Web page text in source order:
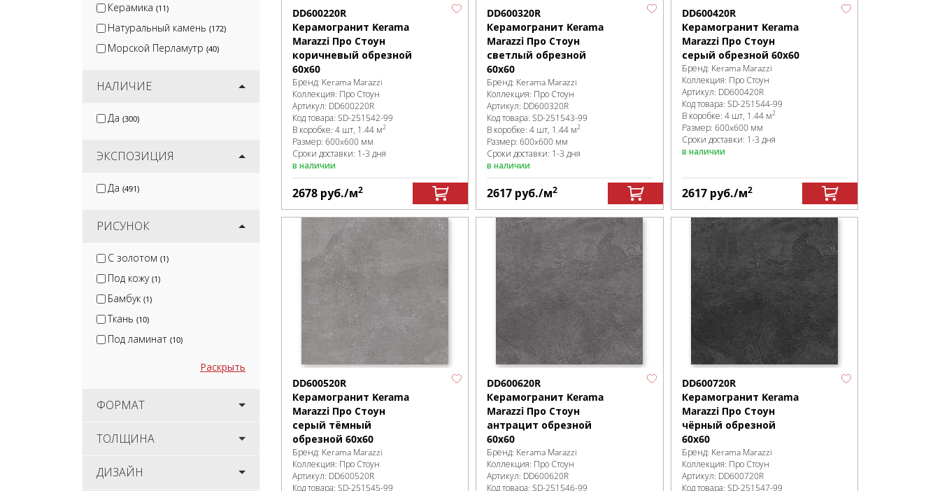
Керамика (11)
Натуральный камень (172)
Морской Перламутр (40)
НАЛИЧИЕ
Да (300)
ЭКСПОЗИЦИЯ
Да (491)
РИСУНОК
С золотом (1)
Под кожу (1)
Бамбук (1)
Ткань (10)
Под ламинат (10)
Раскрыть
ФОРМАТ
ТОЛЩИНА
ДИЗАЙН
DD600220R
Керамогранит Kerama
Marazzi Про Стоун
коричневый обрезной
60х60
Бренд: Kerama Marazzi
Коллекция: Про Стоун
Артикул: DD600220R
Код товара: SD-251542-99
В коробке: 4 шт, 1.44 м2
Размер: 600x600 мм
Сроки доставки: 1-3 дня
в наличии
2678 руб./м2
DD600320R
Керамогранит Kerama
Marazzi Про Стоун
светлый обрезной
60х60
Бренд: Kerama Marazzi
Коллекция: Про Стоун
Артикул: DD600320R
Код товара:SD-251543-99
В коробке:4 шт, 1.44 м2
Размер:600x600 мм
Сроки доставки: 1-3 дня
в наличии
2617 руб./м2
DD600420R
Керамогранит Kerama
Marazzi Про Стоун
серый обрезной 60х60
Бренд: Kerama Marazzi
Коллекция: Про Стоун
Артикул: DD600420R
Код товара: SD-251544-99
В коробке: 4 шт, 1.44 м2
Размер: 600x600 мм
Сроки доставки: 1-3 дня
в наличии
2617 руб./м2
DD600520R
Керамогранит Kerama
Marazzi Про Стоун
серый тёмный
обрезной 60х60
Бренд: Kerama Marazzi
Коллекция: Про Стоун
Артикул: DD600520R
Код товара: SD-251545-99
DD600620R
Керамогранит Kerama
Marazzi Про Стоун
антрацит обрезной
60х60
Бренд: Kerama Marazzi
Коллекция: Про Стоун
Артикул: DD600620R
Код товара:SD-251546-99
DD600720R
Керамогранит Kerama
Marazzi Про Стоун
чёрный обрезной
60х60
Бренд: Kerama Marazzi
Коллекция: Про Стоун
Артикул: DD600720R
Код товара: SD-251547-99